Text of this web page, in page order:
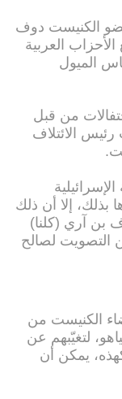
عضو الكنيست دوف
العربية
الميول
من قبل
الائتلاف
إلا أن ذلك
بن آري (كلنا)
التصويت لصالح
الكنيست من
لتغيّبهم عن
يمكن أن